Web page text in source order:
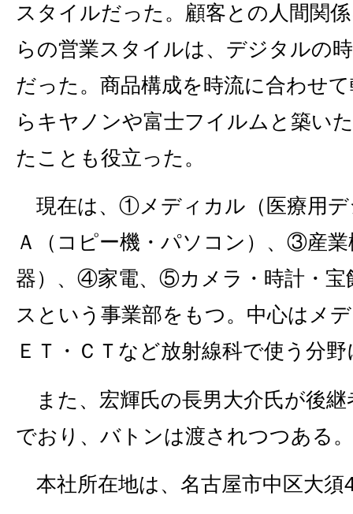
スタイルだった。顧客との人間関
らの営業スタイルは、デジタルの
だった。商品構成を時流に合わせ
らキヤノンや富士フイルムと築い
たことも役立った。
現在は、①メディカル（医療用
Ａ（コピー機・パソコン）、③産
器）、④家電、⑤カメラ・時計・
スという事業部をもつ。中心はメ
ＥＴ・ＣＴなど放射線科で使う分
また、宏輝氏の長男大介氏が後
でおり、バトンは渡されつつある。
本社所在地は、名古屋市中区大須